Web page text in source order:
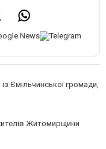
Ємільчинської громади,
Житомирщини